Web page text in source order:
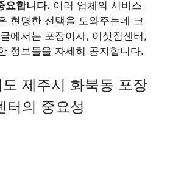
요합니다. 여러 업체의 서비스
현명한 선택을 도와주는데 크
에서는 포장이사, 이삿짐센터,
정보들을 자세히 공지합니다.
제주시 화북동 포장
터의 중요성